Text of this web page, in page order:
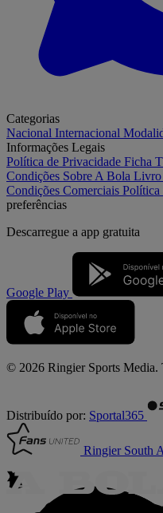
Categorias
Nacional Internacional
Informações Legais
Política de Privacidade Ficha
Condições Sobre A Bola Livro
Condições Comerciais Política
preferências
Descarregue a app gratuita
Google Play
© 2026 Ringier Sports Media.
Distribuído por: Sportal365
Ringier South